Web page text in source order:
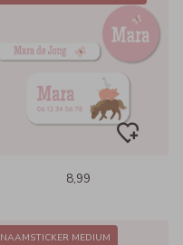
8,99
NAAMSTICKER MEDIUM